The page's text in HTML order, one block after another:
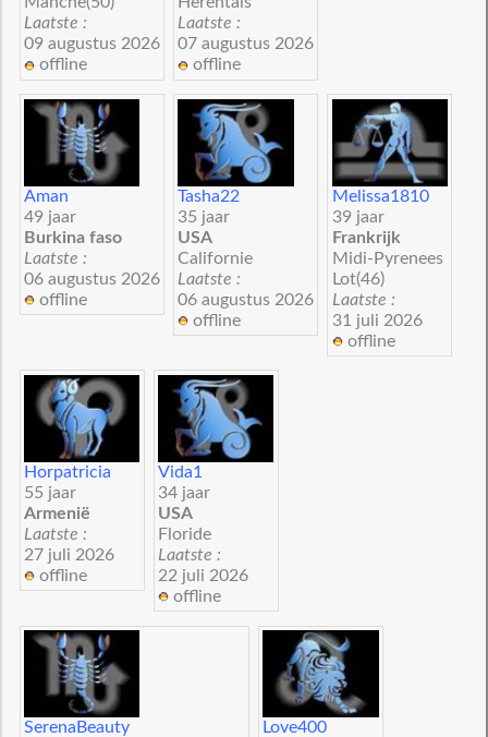
Laatste :
09 augustus 2026
offline
Laatste :
07 augustus 2026
offline
Aman
49 jaar
Burkina faso
Laatste :
06 augustus 2026
offline
Tasha22
35 jaar
USA
Californie
Laatste :
06 augustus 2026
offline
Melissa1810
39 jaar
Frankrijk
Midi-Pyrenees
Lot(46)
Laatste :
31 juli 2026
offline
Horpatricia
55 jaar
Armenië
Laatste :
27 juli 2026
offline
Vida1
34 jaar
USA
Floride
Laatste :
22 juli 2026
offline
SerenaBeauty
Love400